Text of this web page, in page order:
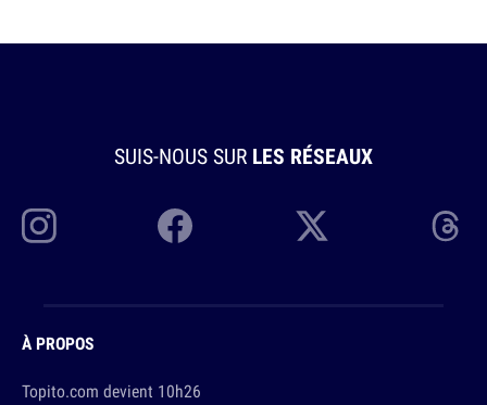
SUIS-NOUS SUR LES RÉSEAUX
À PROPOS
Topito.com devient 10h26